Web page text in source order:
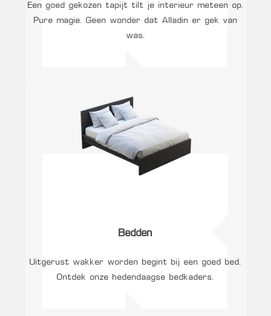
Een goed gekozen tapijt tilt je interieur meteen op.
Pure magie. Geen wonder dat Alladin er gek van
was.
Bedden
Uitgerust wakker worden begint bij een goed bed.
Ontdek onze hedendaagse bedkaders.